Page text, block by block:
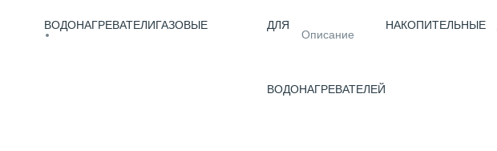
ВОДОНАГРЕВАТЕЛИГАЗОВЫЕ ДЛЯ
ВОДОНАГРЕВАТЕЛЕЙ
НАКОПИТЕЛЬНЫЕ
Описание